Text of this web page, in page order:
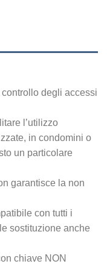
degli accessi
l’utilizzo
in condomini o
un particolare
garantisce la non
con tutti i
sostituzione anche
chiave NON